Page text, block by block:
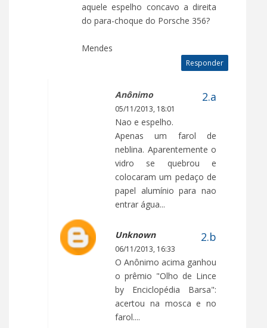
aquele espelho concavo a direita
do para-choque do Porsche 356?
Mendes
Responder
Anônimo
05/11/2013, 18:01
Nao e espelho.
Apenas um farol de
neblina. Aparentemente o
vidro se quebrou e
colocaram um pedaço de
papel alumínio para nao
entrar água...
Unknown
06/11/2013, 16:33
O Anônimo acima ganhou
o prêmio "Olho de Lince
by Enciclopédia Barsa":
acertou na mosca e no
farol....